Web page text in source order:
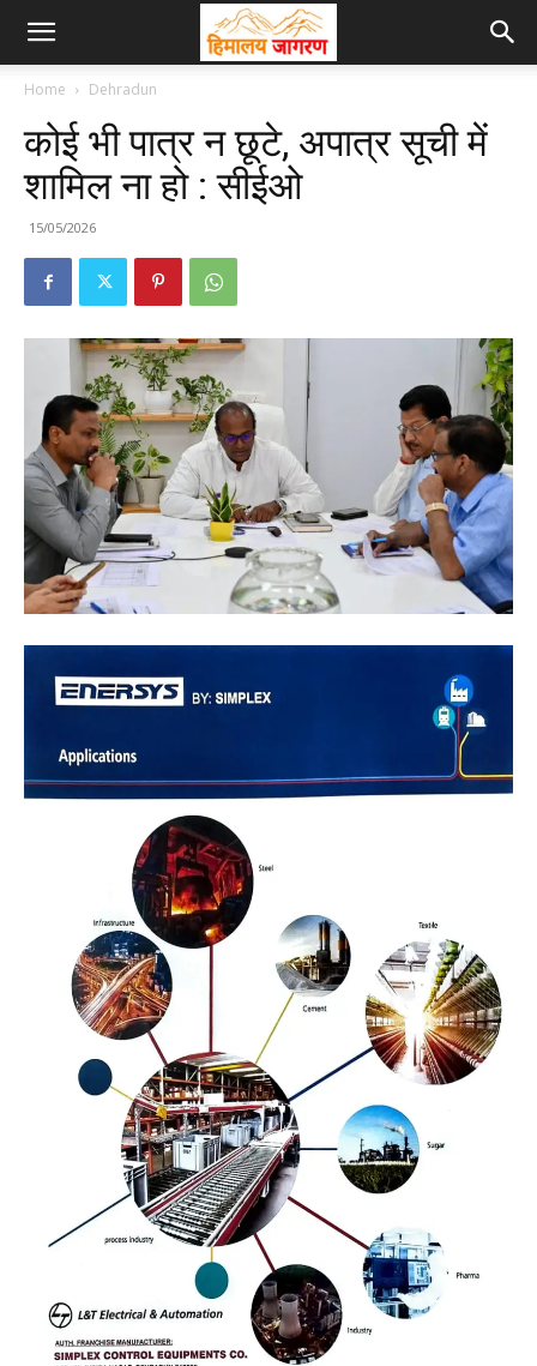
Home Dehradun
कोई भी पात्र न छूटे, अपात्र सूची में
शामिल ना हो : सीईओ
15/05/2026